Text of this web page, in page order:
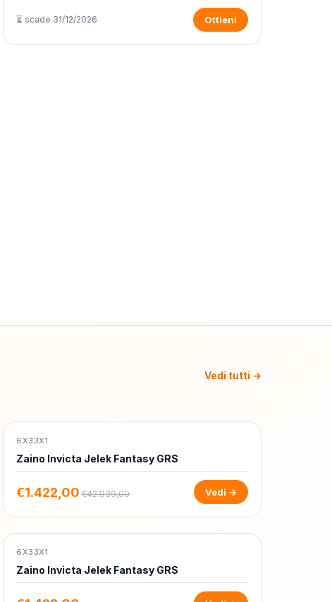
⏳ scade 31/12/2026 Ottieni
Vedi tutti →
-97%
6X33X1
Zaino Invicta Jelek Fantasy GRS
€1.422,00 €42.939,00 Vedi →
-97%
6X33X1
Zaino Invicta Jelek Fantasy GRS